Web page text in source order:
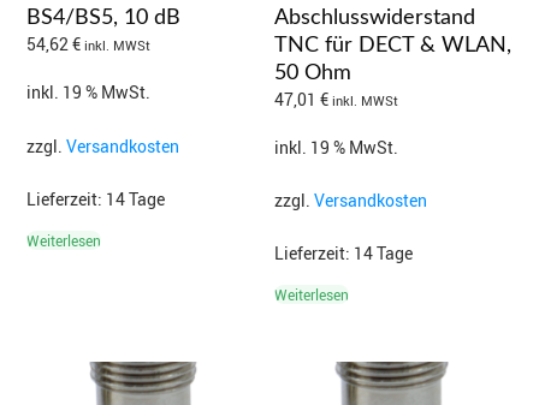
BS4/BS5, 10 dB
54,62€ inkl. MWSt
inkl. 19 % MwSt.
zzgl. Versandkosten
Lieferzeit: 14 Tage
Weiterlesen
Abschlusswiderstand
TNC für DECT & WLAN,
50 Ohm
47,01€ inkl. MWSt
inkl. 19 % MwSt.
zzgl.Versandkosten
Lieferzeit: 14 Tage
Weiterlesen